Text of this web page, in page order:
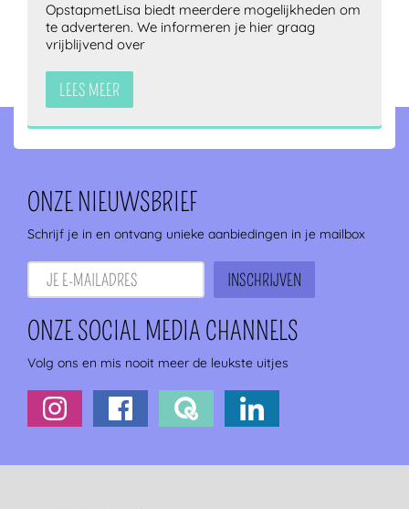
OpstapmetLisa biedt meerdere mogelijkheden om
te adverteren. We informeren je hier graag
vrijblijvend over
LEES MEER
ONZE NIEUWSBRIEF
Schrijf je in en ontvang unieke aanbiedingen in je mailbox
ONZE SOCIAL MEDIA CHANNELS
Volg ons en mis nooit meer de leukste uitjes